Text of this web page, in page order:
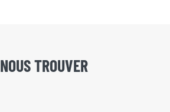
NOUS TROUVER